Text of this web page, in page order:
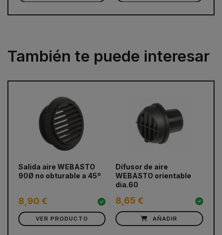
También te puede interesar
Salida aire WEBASTO
90Ø no obturable a 45º
8,90 €
VER PRODUCTO
Difusor de aire
WEBASTO orientable
dia.60
8,65 €
AÑADIR